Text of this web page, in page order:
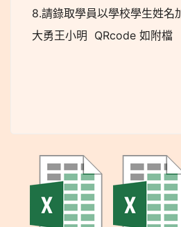
8.請錄取學員以學校學生姓名
大勇王小明 QRcode 如附檔